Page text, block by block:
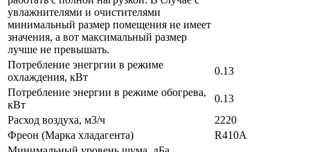
увлажнителями и очистителями
минимальный размер помещения не имеет
значения, а вот максимальный размер
лучше не превышать.
Потребление энегргии в режиме
охлаждения, кВт
0.13
Потребление энергии в режиме обогрева,
кВт
0.13
Расход воздуха, м3/ч
2220
Фреон (Марка хладагента)
R410A